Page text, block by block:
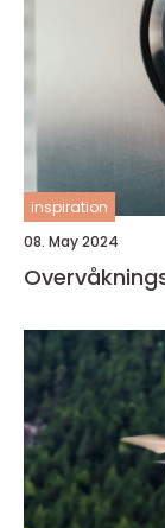
inspiration
08. May 2024